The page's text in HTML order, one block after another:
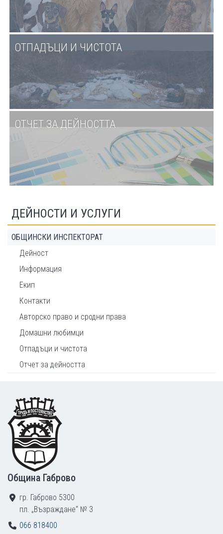
ОТПАДЪЦИ И ЧИСТОТА
ОТЧЕТ ЗА ДЕЙНОСТТА
ДЕЙНОСТИ И УСЛУГИ
ОБЩИНСКИ ИНСПЕКТОРАТ
Дейност
Информация
Екип
Контакти
Авторско право и сродни права
Домашни любимци
Отпадъци и чистота
Отчет за дейността
Footer
Община Габрово
гр. Габрово 5300
пл. „Възраждане“ № 3
066 818400